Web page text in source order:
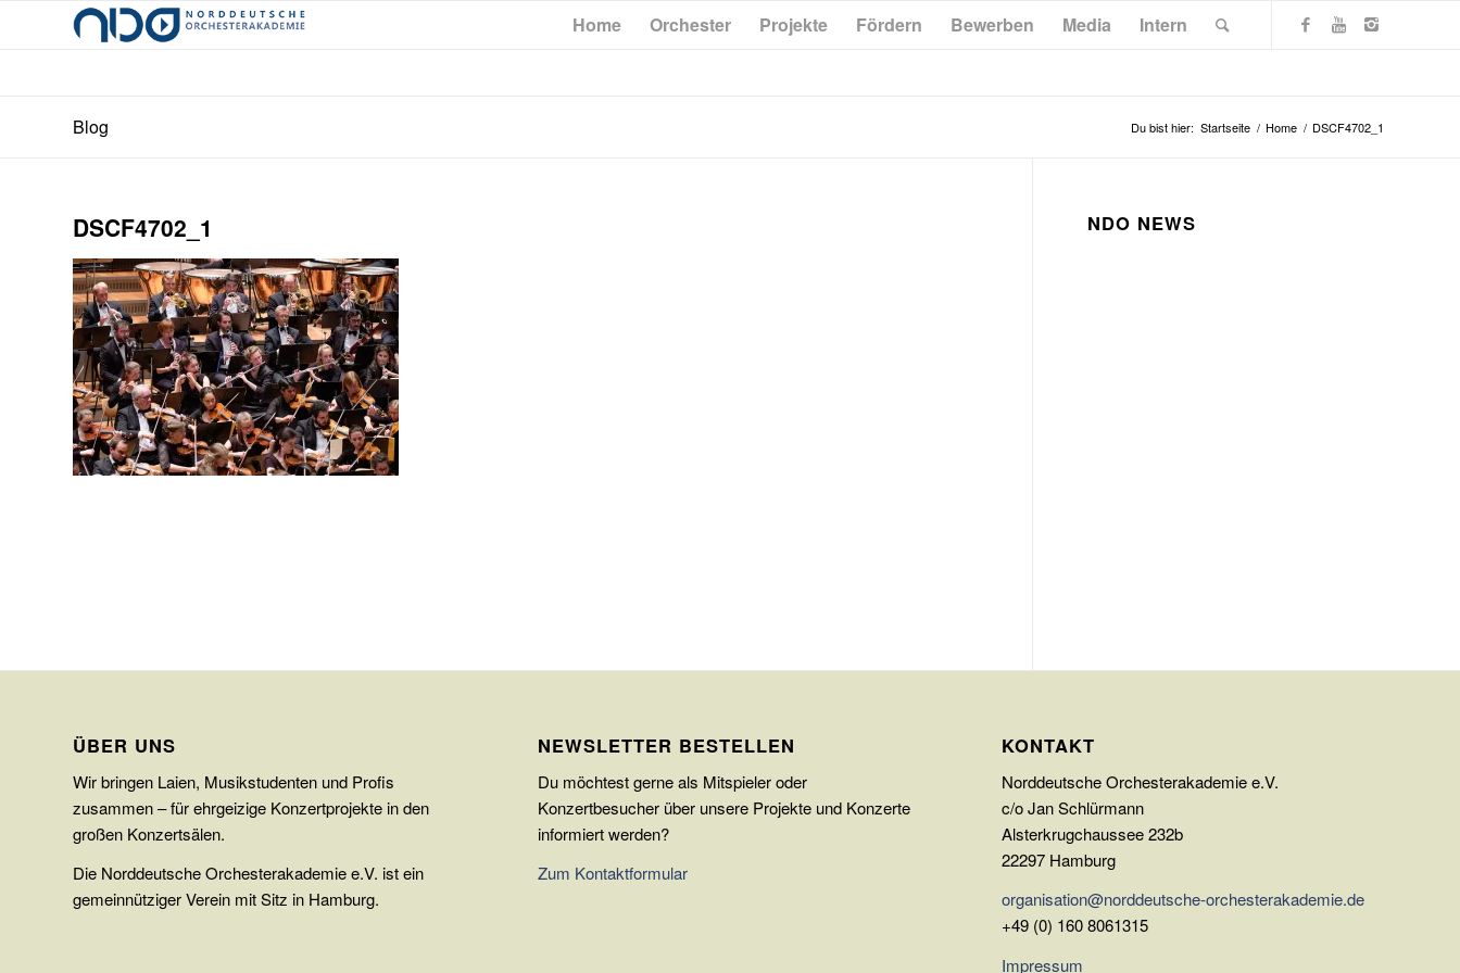
Home Orchester Projekte Fördern Bewerben Media Intern
Blog Du bist hier: Startseite / Home / DSCF4702_1
DSCF4702_1 NDO NEWS
ÜBER UNS
Wir bringen Laien, Musikstudenten und Profis
zusammen – für ehrgeizige Konzertprojekte in den
großen Konzertsälen.
Die Norddeutsche Orchesterakademie e.V. ist ein
gemeinnütziger Verein mit Sitz in Hamburg.
NEWSLETTER BESTELLEN
Du möchtest gerne als Mitspieler oder
Konzertbesucher über unsere Projekte und Konzerte
informiert werden?
Zum Kontaktformular
KONTAKT
Norddeutsche Orchesterakademie e.V.
c/o Jan Schlürmann
Alsterkrugchaussee 232b
22297 Hamburg
organisation@norddeutsche-orchesterakademie.de
+49 (0) 160 8061315
Impressum